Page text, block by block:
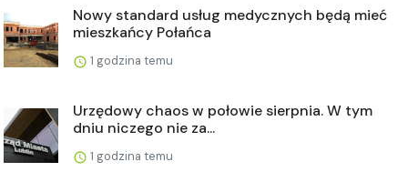
Nowy standard usług medycznych będą mieć
mieszkańcy Połańca
1 godzina temu
Urzędowy chaos w połowie sierpnia. W tym
dniu niczego nie za...
1 godzina temu